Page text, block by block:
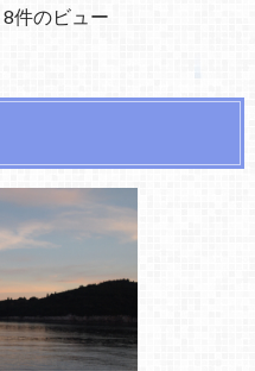
8件のビュー